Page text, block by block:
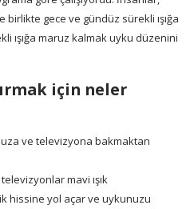
birlikte gece ve gündüz sürekli ışığa
ışığa maruz kalmak uyku düzenini
için neler
ve televizyona bakmaktan
mavi ışık
hissine yol açar ve uykunuzu